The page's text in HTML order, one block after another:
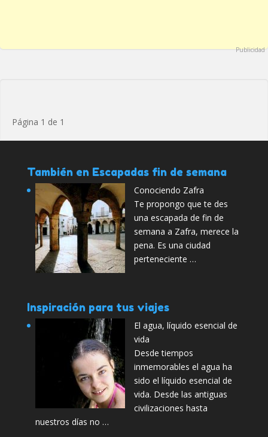
Publicidad
Página 1 de 1
También en Escapadas fin de semana
Conociendo Zafra
Te propongo que te des
una escapada de fin de
semana a Zafra, merece la
pena. Es una ciudad
perteneciente …
Inspiración para tus viajes
El agua, líquido esencial de
vida
Desde tiempos
inmemorables el agua ha
sido el líquido esencial de
vida. Desde las antiguas
civilizaciones hasta
nuestros días no …